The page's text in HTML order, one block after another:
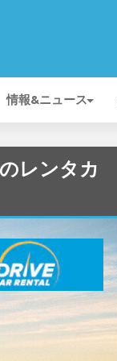
情報&ニュース
レンタカ